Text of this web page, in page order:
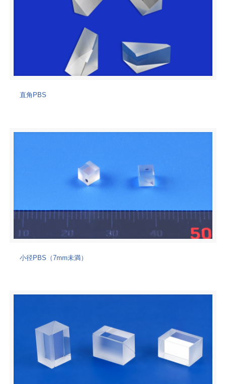
直角PBS
小径PBS（7mm未満）